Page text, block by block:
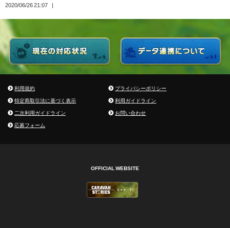
2020/06/26 21:07
利用規約
プライバシーポリシー
特定商取引法に基づく表示
利用ガイドライン
二次利用ガイドライン
お問い合わせ
応募フォーム
OFFICIAL WEBSITE